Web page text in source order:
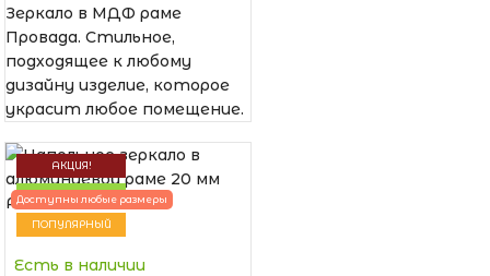
Зеркало в МДФ раме
Провада. Стильное,
подходящее к любому
дизайну изделие, которое
украсит любое помещение.
АКЦИЯ!
НОВИНКА
ПОПУЛЯРНЫЙ
Доступны любые размеры
Есть в наличии